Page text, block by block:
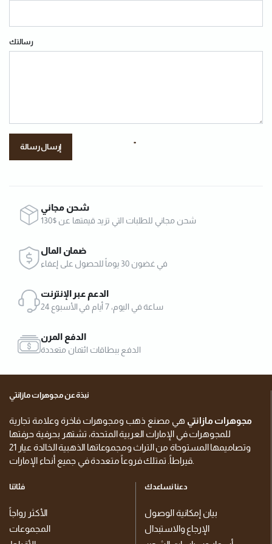
رسالتك
شحن مجاني
شحن مجاني للطلبات التي تزيد قيمتها عن $130
ضمان المال
في غضون 30 يوماً للحصول على إعفاء
الدعم عبر الإنترنت
24 ساعة في اليوم، 7 أيام في الأسبوع
الدفع المرن
الدفع ببطاقات ائتمان متعددة
نبذة عن مجوهرات مازانتي
مجوهرات مازانتي هي مصنع ذهب ومجوهرات فاخرة وعلامة تجارية
للمجوهرات في الإمارات العربية المتحدة، تشتهر بحرفية حرفتها
وتصاميمها المستوحاة من التراث ومجموعاتها الذهبية الخالدة عيار 21
قيراطاً. تمتلك فروعاً متعددة في جميع أنحاء الإمارات.
فئاتنا
الأكثر رواجاً
المجموعات
دعنا نساعدك
بيان إمكانية الوصول
الإرجاع والاستبدال